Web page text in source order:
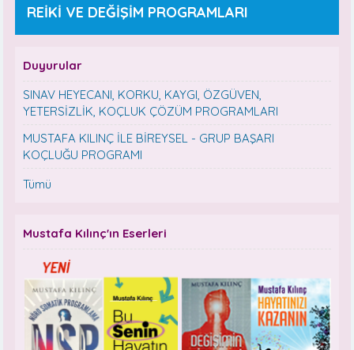
REİKİ VE DEĞİŞİM PROGRAMLARI
Duyurular
SINAV HEYECANI, KORKU, KAYGI, ÖZGÜVEN,
YETERSİZLİK, KOÇLUK ÇÖZÜM PROGRAMLARI
MUSTAFA KILINÇ İLE BİREYSEL - GRUP BAŞARI
KOÇLUĞU PROGRAMI
Tümü
Mustafa Kılınç'ın Eserleri